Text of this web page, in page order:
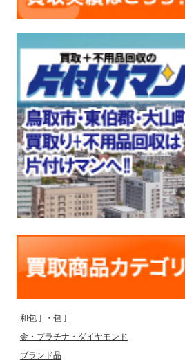
和包丁・包丁
金・プラチナ・ダイヤモンド
ブランド品